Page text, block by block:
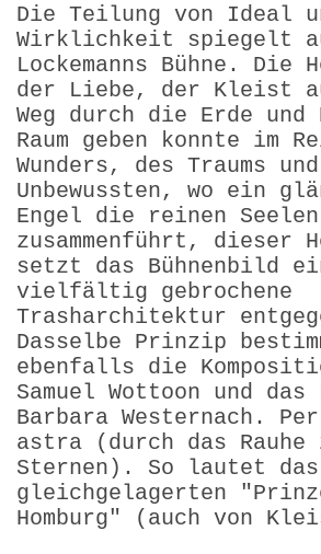
Die Teilung von Ideal
Wirklichkeit spiegelt
Lockemanns Bühne.
der Liebe, der Kleist
Weg durch die Erde
Raum geben konnte im
Wunders, des Traums
Unbewussten, wo ein
Engel die reinen Seelen
zusammenführt, dieser
setzt das Bühnenbild
vielfältig gebrochene
Trasharchitektur
Dasselbe Prinzip
ebenfalls die
Samuel Wottoon und
Barbara Westernach.
astra (durch das Rauhe
Sternen). So lautet
gleichgelagerten
Homburg" (auch von